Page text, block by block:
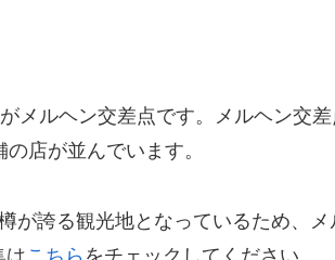
メルヘン交差点です。メルヘン交
店が並んでいます。
が誇る観光地となっているため、メ
は こちら をチェックしてください。